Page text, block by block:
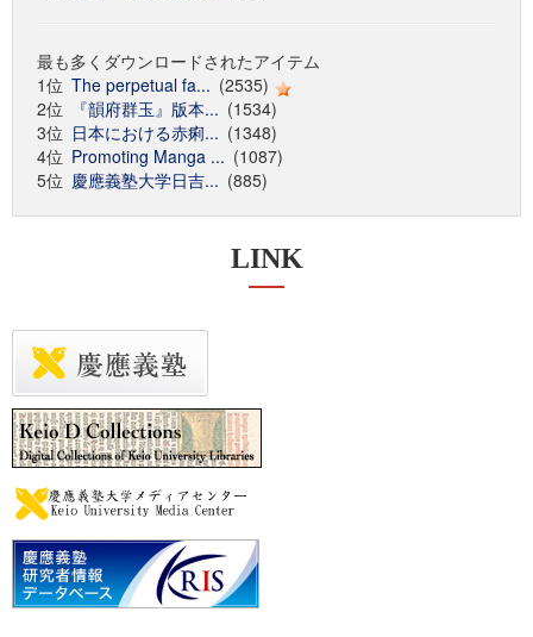
最も多くダウンロードされたアイテム
1位 The perpetual fa... (2535)
2位
『韻府群玉』版本... (1534)
3位 日本における赤痢... (1348)
4位 Promoting Manga ... (1087)
5位 慶應義塾大学日吉... (885)
LINK